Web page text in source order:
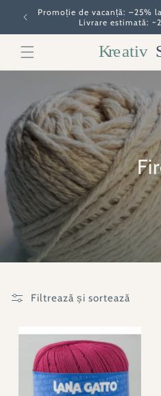
Salt la
conținut
· Bine ai venit în
Filtrează și sortează